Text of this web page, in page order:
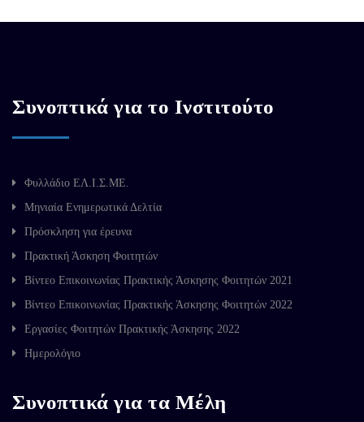
Συνοπτικά για το Ινστιτούτο
Φυλλάδιο ΕΛ.Ι.Σ.ΜΕ.
Μηνιαία Ενημερωτικά Δελτία
Πρόσκληση για έρευνα
Πρακτική Άσκηση Φοιτητών
Βίντεο Επικοινωνίας Πρακτικής Άσκησης Φοιτητών 2021
Βίντεο Επικοινωνίας Πρακτικής Άσκησης Φοιτητών 2022
Εργασίες Φοιτητών Πρακτικής Άσκησης 2022
Ημερολόγιο
Συνοπτικά για τα Μέλη